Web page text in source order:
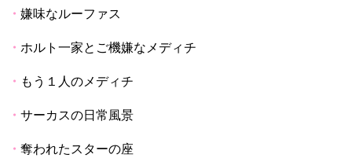
・ 嫌味なルーファス
・ ホルト一家とご機嫌なメディチ
・ もう１人のメディチ
・ サーカスの日常風景
・ 奪われたスターの座